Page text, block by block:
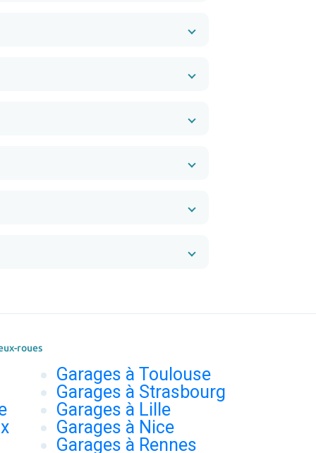
roues
Garages à Toulouse
Garages à Strasbourg
Garages à Lille
Garages à Nice
Garages à Rennes